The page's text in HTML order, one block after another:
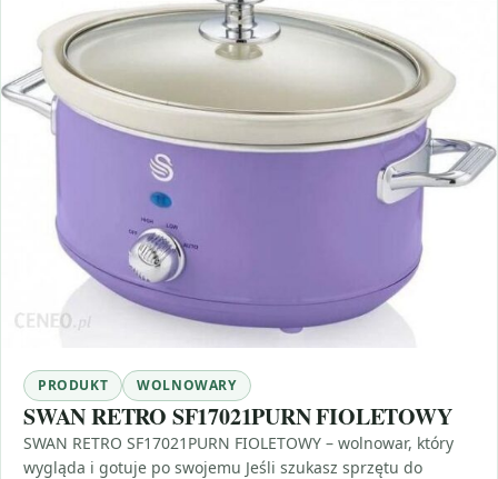
PRODUKT WOLNOWARY
SWAN RETRO SF17021PURN FIOLETOWY
SWAN RETRO SF17021PURN FIOLETOWY – wolnowar, który
wygląda i gotuje po swojemu Jeśli szukasz sprzętu do